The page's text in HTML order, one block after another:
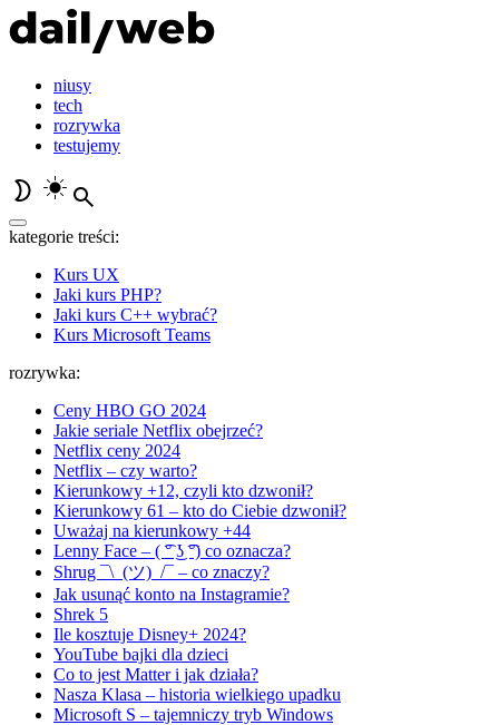
niusy
tech
rozrywka
testujemy
kategorie treści:
Kurs UX
Jaki kurs PHP?
Jaki kurs C++ wybrać?
Kurs Microsoft Teams
rozrywka:
Ceny HBO GO 2024
Jakie seriale Netflix obejrzeć?
Netflix ceny 2024
Netflix – czy warto?
Kierunkowy +12, czyli kto dzwonił?
Kierunkowy 61 – kto do Ciebie dzwonił?
Uważaj na kierunkowy +44
Lenny Face – ( ͡° ͜ʖ ͡°) co oznacza?
Shrug ¯\_(ツ)_/¯ – co znaczy?
Jak usunąć konto na Instagramie?
Shrek 5
Ile kosztuje Disney+ 2024?
YouTube bajki dla dzieci
Co to jest Matter i jak działa?
Nasza Klasa – historia wielkiego upadku
Microsoft S – tajemniczy tryb Windows